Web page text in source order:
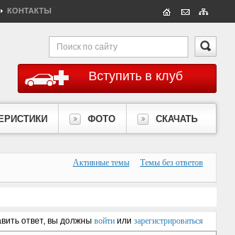
КОНТАКТЫ
Вступить в клуб
ФОТО СКАЧАТЬ
Активные темы Темы без ответов
ответ, вы должны войтиили зарегистрироваться